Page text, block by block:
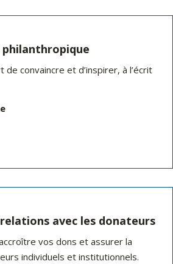
convaincre et d’inspirer, à l’écrit
avec les donateurs
vos dons et assurer la
individuels et institutionnels.